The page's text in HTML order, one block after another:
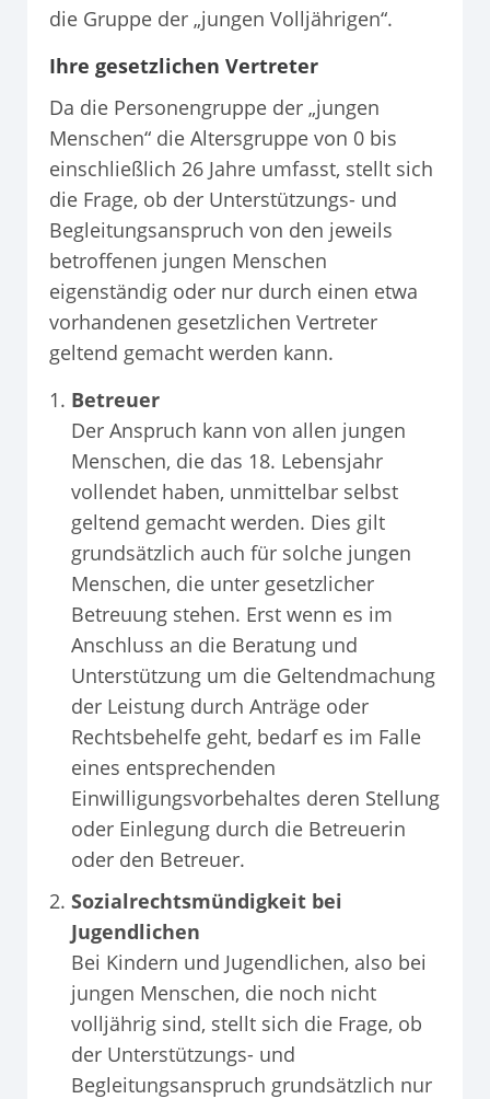
die Gruppe der „jungen Volljährigen“.
Ihre gesetzlichen Vertreter
Da die Personengruppe der „jungen
Menschen“ die Altersgruppe von 0 bis
einschließlich 26 Jahre umfasst, stellt sich
die Frage, ob der Unterstützungs- und
Begleitungsanspruch von den jeweils
betroffenen jungen Menschen
eigenständig oder nur durch einen etwa
vorhandenen gesetzlichen Vertreter
geltend gemacht werden kann.
Betreuer
Der Anspruch kann von allen jungen
Menschen, die das 18. Lebensjahr
vollendet haben, unmittelbar selbst
geltend gemacht werden. Dies gilt
grundsätzlich auch für solche jungen
Menschen, die unter gesetzlicher
Betreuung stehen. Erst wenn es im
Anschluss an die Beratung und
Unterstützung um die Geltendmachung
der Leistung durch Anträge oder
Rechtsbehelfe geht, bedarf es im Falle
eines entsprechenden
Einwilligungsvorbehaltes deren Stellung
oder Einlegung durch die Betreuerin
oder den Betreuer.
Sozialrechtsmündigkeit bei
Jugendlichen
Bei Kindern und Jugendlichen, also bei
jungen Menschen, die noch nicht
volljährig sind, stellt sich die Frage, ob
der Unterstützungs- und
Begleitungsanspruch grundsätzlich nur